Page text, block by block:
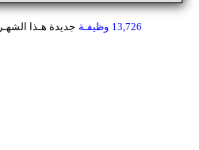
13,726 وظيفـة جديدة هـذا الشهـر